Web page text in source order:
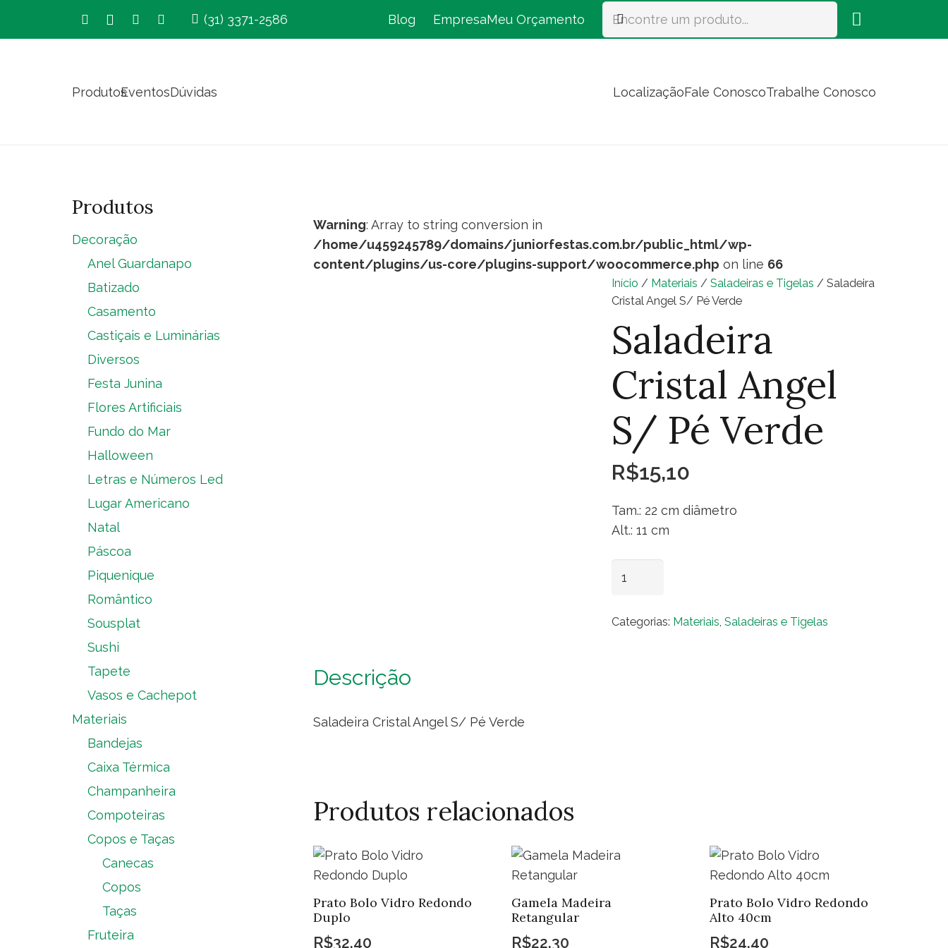
(31) 3371-2586 Blog EmpresaMeu Orçamento
ProdutosEventosDúvidas LocalizaçãoFale ConoscoTrabalhe Conosco
Warning: Array to string conversion in
/home/u459245789/domains/juniorfestas.com.br/public_html/wp-
content/plugins/us-core/plugins-support/woocommerce.php on line 66
Início / Materiais / Saladeiras e Tigelas / Saladeira
Cristal Angel S/ Pé Verde
Saladeira
Cristal Angel
S/ Pé Verde
R$15,10
Tam.: 22 cm diâmetro
Alt.: 11 cm
S/
Categorias: Materiais Saladeiras e Tigelas
Descrição
Saladeira Cristal Angel S/ Pé Verde
Produtos relacionados
Prato Bolo Vidro Redondo
Duplo
R$32,40
Gamela Madeira
Retangular
R$22,30
Prato Bolo Vidro Redondo
Alto 40cm
R$24,40
Produtos
Decoração
Anel Guardanapo
Batizado
Casamento
Castiçais e Luminárias
Diversos
Festa Junina
Flores Artificiais
Fundo do Mar
Halloween
Letras e Números Led
Lugar Americano
Natal
Páscoa
Piquenique
Romântico
Sousplat
Sushi
Tapete
Vasos e Cachepot
Materiais
Bandejas
Caixa Térmica
Champanheira
Compoteiras
Copos e Taças
Canecas
Copos
Taças
Fruteira